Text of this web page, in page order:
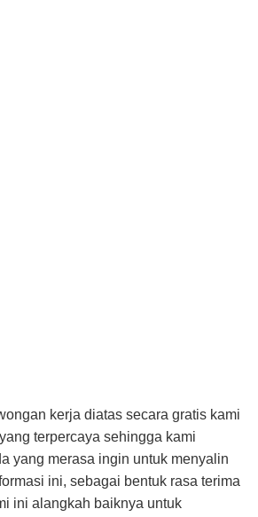
kerja diatas secara gratis kami
terpercaya sehingga kami
yang merasa ingin untuk menyalin
ini, sebagai bentuk rasa terima
ini alangkah baiknya untuk